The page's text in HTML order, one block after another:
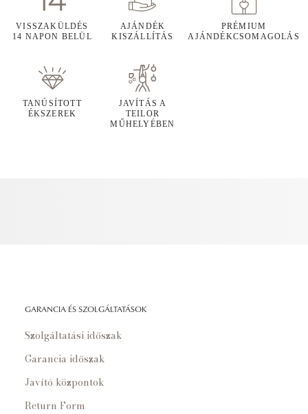
VISSZAKÜLDÉS
14 NAPON BELÜL
AJÁNDÉK
KISZÁLLÍTÁS
PRÉMIUM
AJÁNDÉKCSOMAGOLÁS
TANÚSÍTOTT
ÉKSZEREK
JAVÍTÁS A
TEILOR
MŰHELYÉBEN
GARANCIA ÉS SZOLGÁLTATÁSOK
Szolgáltatási időszak
Garancia időszak
Javító központok
Return Form